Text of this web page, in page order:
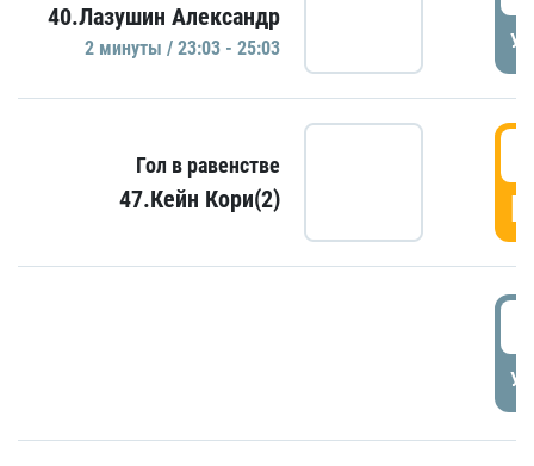
40.Лазушин Александр
2 минуты / 23:03 - 25:03
Гол в равенстве
47.Кейн Кори(2)